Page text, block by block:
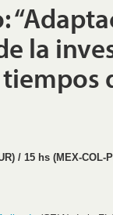
la
/ 15 hs (MEX-COL-